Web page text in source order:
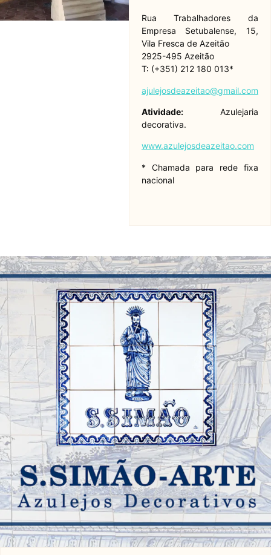
Rua Trabalhadores da
Empresa Setubalense, 15,
Vila Fresca de Azeitão
2925-495 Azeitão
T: (+351) 212 180 013*
ajulejosdeazeitao@gmail.com
Atividade:Azulejaria
decorativa.
www.azulejosdeazeitao.com
* Chamada para rede fixa
nacional